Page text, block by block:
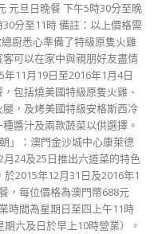
元旦日晚餐 下午5時30分至晚
分至11時 備註：以上價格需
廚悉心準備了特級原隻火雞
可以在家中與親朋好友盡情
11月19日至2016年1月4日
包括燒美國特級原隻火雞、
，及烤美國特級安格斯西冷
醬汁及兩款蔬菜以供選擇。
」：澳門金沙城中心康萊德
24及25日推出六道菜的特色
2015年12月31日及2016年1
，每位價格為澳門幣688元
時間為星期日至四上午11時
六及日於早上10時營業）。